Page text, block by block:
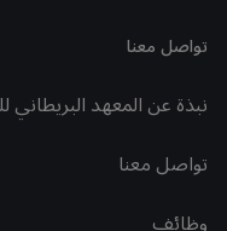
تواصل معنا
نبذة عن المعهد البريطاني
تواصل معنا